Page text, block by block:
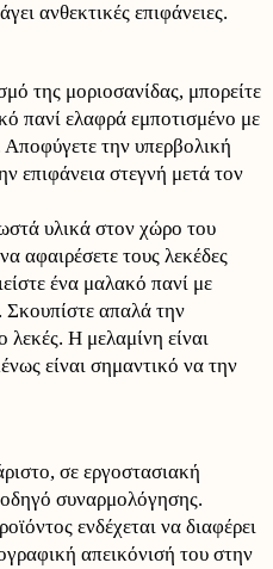
ανθεκτικές επιφάνειες.
της μοριοσανίδας, μπορείτε
πανί ελαφρά εμποτισμένο με
την υπερβολική
επιφάνεια στεγνή μετά τον
υλικά στον χώρο του
αφαιρέσετε τους λεκέδες
ένα μαλακό πανί με
Σκουπίστε απαλά την
λεκές. Η μελαμίνη είναι
είναι σημαντικό να την
σε εργοστασιακή
συναρμολόγησης.
ενδέχεται να διαφέρει
απεικόνισή του στην